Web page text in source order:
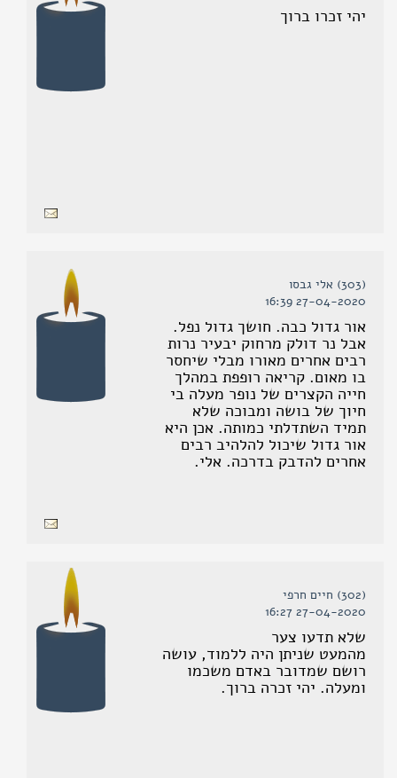
יהי זכרו ברוך
(303) אלי גבסו
27-04-2020 16:39
אור גדול כבה. חושך גדול נפל.
אבל נר דולק מרחוק יבעיר נרות
רבים אחרים מאורו מבלי שיחסר
בו מאום. קריאה רופפת במהלך
חייה הקצרים של נופר מעלה בי
חיוך של בושה ומבוכה שלא
תמיד השתדלתי כמותה. אכן היא
אור גדול שיכול להלהיב רבים
אחרים להדבק בדרכה. אלי.
(302) חיים חרפי
27-04-2020 16:27
שלא תדעו צער
מהמעט שניתן היה ללמוד, עושה
רושם שמדובר באדם משכמו
ומעלה. יהי זכרה ברוך.